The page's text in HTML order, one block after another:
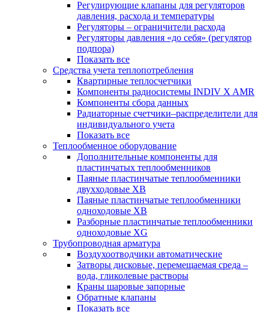
Регулирующие клапаны для регуляторов
давления, расхода и температуры
Регуляторы – ограничители расхода
Регуляторы давления «до себя» (регулятор
подпора)
Показать все
Средства учета теплопотребления
Квартирные теплосчетчики
Компоненты радиосистемы INDIV X AMR
Компоненты сбора данных
Радиаторные счетчики–распределители для
индивидуального учета
Показать все
Теплообменное оборудование
Дополнительные компоненты для
пластинчатых теплообменников
Паяные пластинчатые теплообменники
двухходовые XB
Паяные пластинчатые теплообменники
одноходовые ХВ
Разборные пластинчатые теплообменники
одноходовые ХG
Трубопроводная арматура
Воздухоотводчики автоматические
Затворы дисковые, перемещаемая среда –
вода, гликолевые растворы
Краны шаровые запорные
Обратные клапаны
Показать все